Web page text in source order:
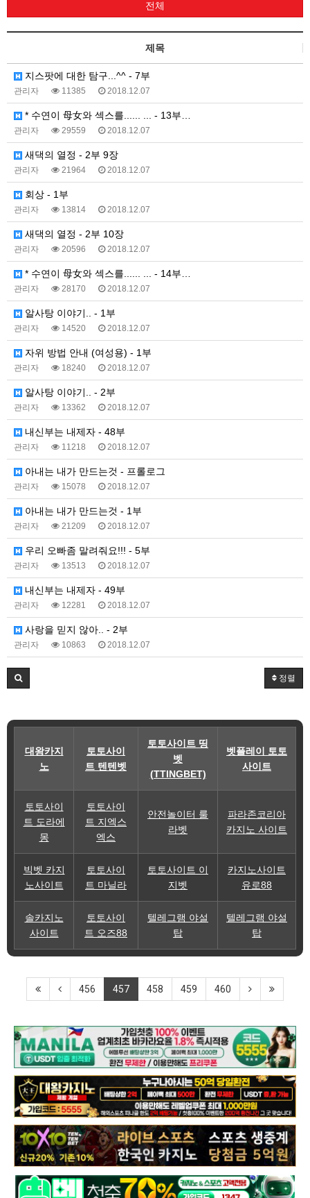
전체
제목
지스팟에 대한 탐구...^^ - 7부
관리자 11385 2018.12.07
* 수연이 母女와 섹스를...... ... - 13부…
관리자 29559 2018.12.07
새댁의 열정 - 2부 9장
관리자 21964 2018.12.07
회상 - 1부
관리자 13814 2018.12.07
새댁의 열정 - 2부 10장
관리자 20596 2018.12.07
* 수연이 母女와 섹스를...... ... - 14부…
관리자 28170 2018.12.07
알사탕 이야기.. - 1부
관리자 14520 2018.12.07
자위 방법 안내 (여성용) - 1부
관리자 18240 2018.12.07
알사탕 이야기.. - 2부
관리자 13362 2018.12.07
내신부는 내제자 - 48부
관리자 11218 2018.12.07
아내는 내가 만드는것 - 프롤로그
관리자 15078 2018.12.07
아내는 내가 만드는것 - 1부
관리자 21209 2018.12.07
우리 오빠좀 말려줘요!!! - 5부
관리자 13513 2018.12.07
내신부는 내제자 - 49부
관리자 12281 2018.12.07
사랑을 믿지 않아.. - 2부
관리자 10863 2018.12.07
정렬
대왕카지
노
토토사이
트 텐텐벳
토토사이트 띵
벳
(TTINGBET)
벳플레이 토토
사이트
토토사이
트 도라에
몽
토토사이
트 지엑스
엑스
안전놀이터 룰
라벳
파라존코리아
카지노 사이트
빅벳 카지
노사이트
토토사이
트 마닐라
토토사이트 이
지벳
카지노사이트
유로88
솔카지노
사이트
토토사이
트 오즈88
텔레그램 야설
탑
텔레그램 야설
탑
456 457 458 459 460